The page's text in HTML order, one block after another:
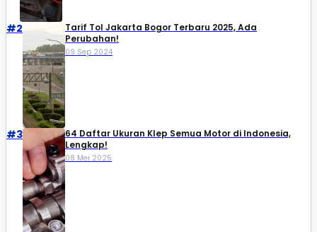
#2
Tarif Tol Jakarta Bogor Terbaru 2025, Ada
Perubahan!
09 Sep 2024
#3
64 Daftar Ukuran Klep Semua Motor di Indonesia,
Lengkap!
08 Mei 2025